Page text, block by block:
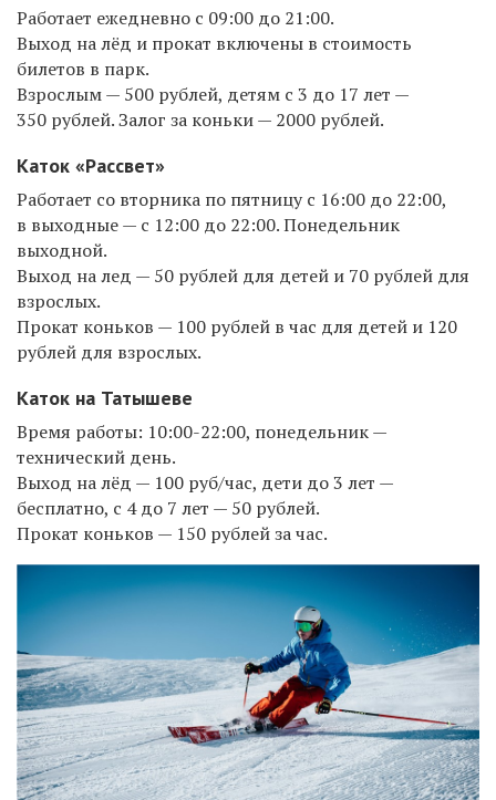
Работает ежедневно с 09:00 до 21:00.
Выход на лёд и прокат включены в стоимость
билетов в парк.
Взрослым — 500 рублей, детям с 3 до 17 лет —
350 рублей. Залог за коньки — 2000 рублей.
Каток «Рассвет»
Работает со вторника по пятницу с 16:00 до 22:00,
в выходные — с 12:00 до 22:00. Понедельник
выходной.
Выход на лед — 50 рублей для детей и 70 рублей для
взрослых.
Прокат коньков — 100 рублей в час для детей и 120
рублей для взрослых.
Каток на Татышеве
Время работы: 10:00-22:00, понедельник —
технический день.
Выход на лёд — 100 руб/час, дети до 3 лет —
бесплатно, с 4 до 7 лет — 50 рублей.
Прокат коньков — 150 рублей за час.